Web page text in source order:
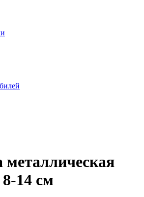
металлическая
14 см